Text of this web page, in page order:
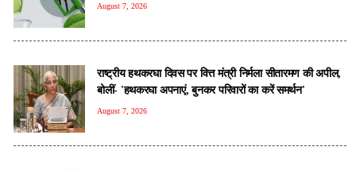
August 7, 2026
राष्ट्रीय हथकरघा दिवस पर वित्त मंत्री निर्मला सीतारमण की अपील,
बोलीं- 'हथकरघा अपनाएं, बुनकर परिवारों का करें समर्थन'
August 7, 2026